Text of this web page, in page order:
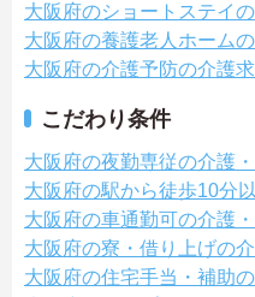
大阪府のショートステイ
大阪府の養護老人ホーム
大阪府の介護予防の介護求
こだわり条件
大阪府の夜勤専従の介護
大阪府の駅から徒歩10分
大阪府の車通勤可の介護
大阪府の寮・借り上げの
大阪府の住宅手当・補助